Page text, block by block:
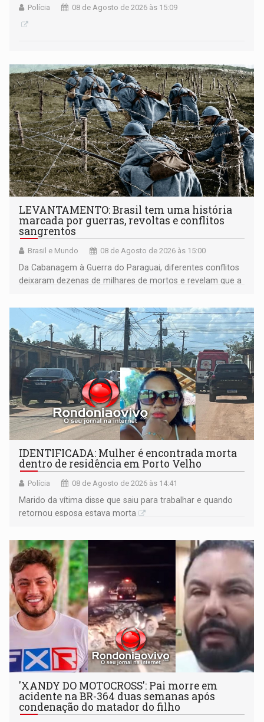
Polícia 08 de Agosto de 2026 às 15:09
LEVANTAMENTO: Brasil tem uma história
marcada por guerras, revoltas e conflitos
sangrentos
Brasil e Mundo 08 de Agosto de 2026 às 15:00
Da Cabanagem à Guerra do Paraguai, diferentes conflitos
deixaram dezenas de milhares de mortos e revelam que a
territoriais e sociais
IDENTIFICADA: Mulher é encontrada morta
dentro de residência em Porto Velho
Polícia 08 de Agosto de 2026 às 14:41
Marido da vítima disse que saiu para trabalhar e quando
retornou esposa estava morta
'XANDY DO MOTOCROSS': Pai morre em
acidente na BR-364 duas semanas após
condenação do matador do filho